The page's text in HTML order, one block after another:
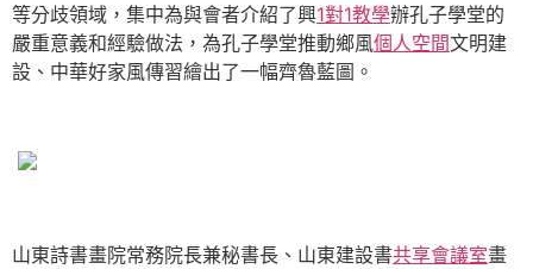
等分歧領域，集中為與會者介紹了興1對1教學辦孔子學堂的
嚴重意義和經驗做法，為孔子學堂推動鄉風個人空間文明建
設、中華好家風傳習繪出了一幅齊魯藍圖。
山東詩書畫院常務院長兼秘書長、山東建設書共享會議室畫